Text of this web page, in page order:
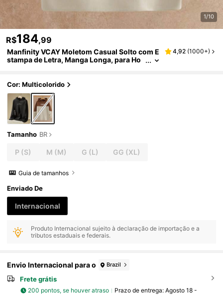
1/10
R$184,99
Manfinity VCAY Moletom Casual Solto com E
stampa de Letra, Manga Longa, para Ho
4,92 (1000+)
Cor: Multicolorido
Tamanho BR
P (S) M (M) G (L) GG (XL)
Guia de tamanhos
Enviado De
Internacional
Produto Internacional sujeito à declaração de importação e a
tributos estaduais e federais.
Envio Internacional para o Brazil
Frete grátis
200 pontos, se houver atraso Prazo de entrega: Agosto 18 -